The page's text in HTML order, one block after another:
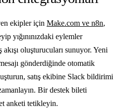
ekipler için Make.com ve n8n,
yığınınızdaki eylemler
oluşturucuları sunuyor. Yeni
gönderdiğinde otomatik
satış ekibine Slack bildirimi
Bir destek bileti
anketi tetikleyin.